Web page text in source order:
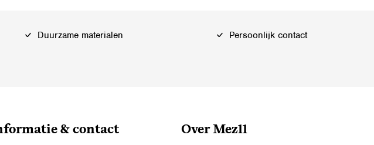
Duurzame materialen Persoonlijk contact
& contact Over Mez11